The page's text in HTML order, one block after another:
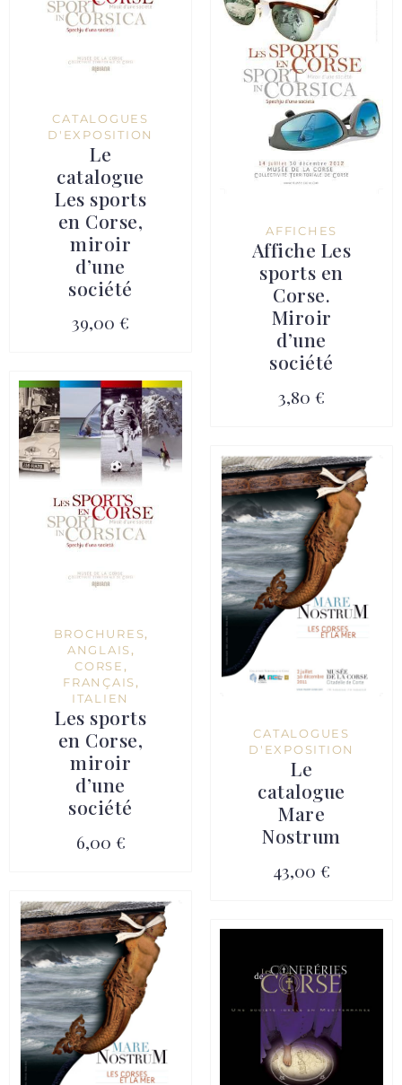
CATALOGUES
D'EXPOSITION
Le
catalogue
Les sports
en Corse,
miroir
d’une
société
39,00 €
AFFICHES
Affiche Les
sports en
Corse.
Miroir
d’une
société
3,80 €
BROCHURES,
ANGLAIS,
CORSE ,
FRANÇAIS,
ITALIEN
Les sports
en Corse,
miroir
d’une
société
6,00 €
CATALOGUES
D'EXPOSITION
Le
catalogue
Mare
Nostrum
43,00 €